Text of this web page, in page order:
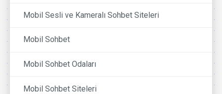
Mobil Sesli ve Kameralı Sohbet Siteleri
Mobil Sohbet
Mobil Sohbet Odaları
Mobil Sohbet Siteleri